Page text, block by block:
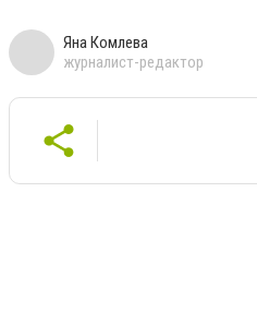
Яна Комлева
журналист-редактор